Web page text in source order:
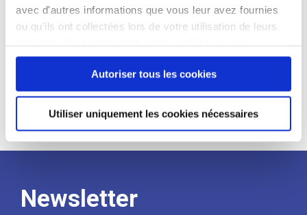
avec d'autres informations que vous leur avez fournies
ou qu'ils ont collectées lors de votre utilisation de leurs
continuez à utiliser notre site Web.
Autoriser tous les cookies
Utiliser uniquement les cookies nécessaires
Processus
de
recrutement
Newsletter